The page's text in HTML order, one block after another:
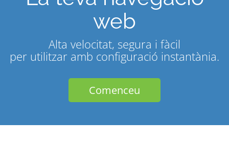
web
Alta velocitat, segura i fàcil
per utilitzar amb configuració instantània.
Comenceu